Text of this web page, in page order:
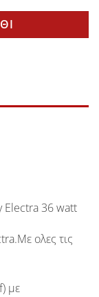
Electra 36 watt
.Με ολες τις
με